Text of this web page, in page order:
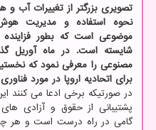
تصویری بزرگتر از تغییرات آب و
نحوه استفاده و مدیریت
موضوعی است که بطور
شایسته است. در ماه آوریل
مصنوعی را معرفی نمود که
برای اتحادیه اروپا در مورد
در صورتیکه برخی ادعا می کنند
پشتیبانی از حقوق و آزادی
گامی در راه درست است و هر